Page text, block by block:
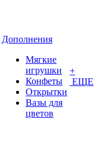
Дополнения
Мягкие
игрушки
Конфеты
Открытки
Вазы для
цветов
+
ЕЩЕ